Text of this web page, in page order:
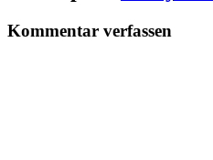
Kommentar verfassen